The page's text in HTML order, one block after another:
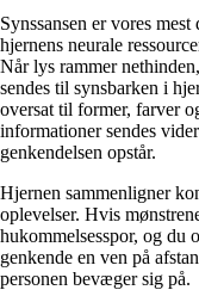
Synssansen er vores
hjernens neurale
Når lys rammer
sendes til synsbarken i
oversat til former, farver
informationer sendes
genkendelsen opstår.
Hjernen sammenligner
oplevelser. Hvis
hukommelsesspor, og du
genkende en ven på
personen bevæger sig på.